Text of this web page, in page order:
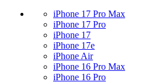
iPhone 17 Pro Max
iPhone 17 Pro
iPhone 17
iPhone 17e
iPhone Air
iPhone 16 Pro Max
iPhone 16 Pro